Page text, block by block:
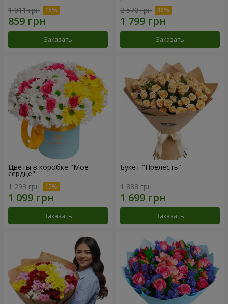
1 011 грн
Заказать
2 570 грн
Заказать
Цветы в коробке "Мое
сердце"
1 293 грн
Заказать
Букет "Прелесть"
1 888 грн
Заказать